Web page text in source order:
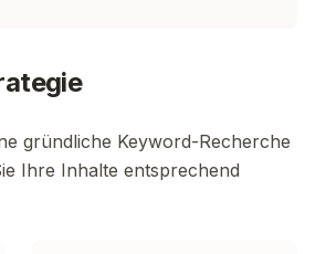
gründliche Keyword-Recherche
Ihre Inhalte entsprechend